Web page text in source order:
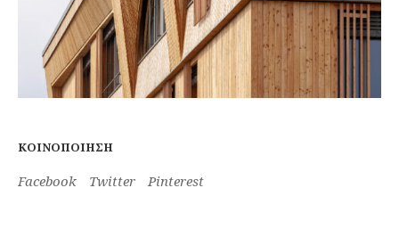
ΚΟΙΝΟΠΟΊΗΣΗ
Facebook Twitter Pinterest